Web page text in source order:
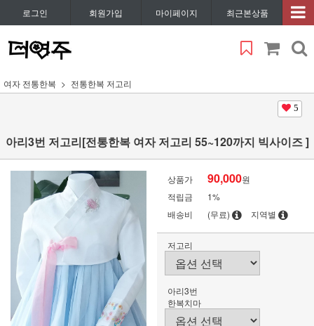
로그인 회원가입 마이페이지 최근본상품
여자 전통한복 전통한복 저고리
5
아리3번 저고리[전통한복 여자 저고리 55~120까지 빅사이즈 ]
상품가 90,000원
적립금
1%
배송비
(무료) 지역별
저고리
아리3번
한복치마